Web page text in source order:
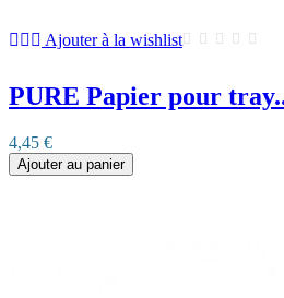
Ajouter à la wishlist
PURE Papier pour
4,45 €
Ajouter au panier